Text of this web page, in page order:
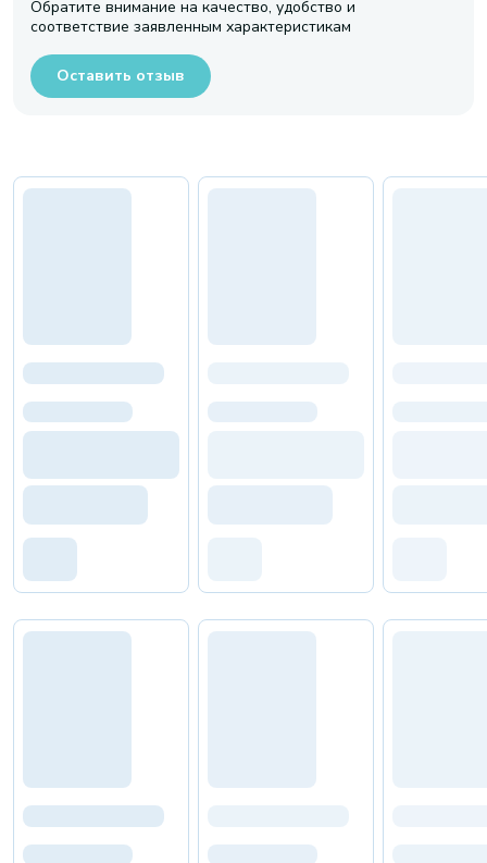
Обратите внимание на качество, удобство и
соответствие заявленным характеристикам
Оставить отзыв